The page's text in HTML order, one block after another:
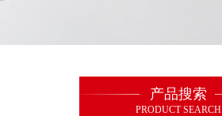
产品搜索
PRODUCT SEARCH